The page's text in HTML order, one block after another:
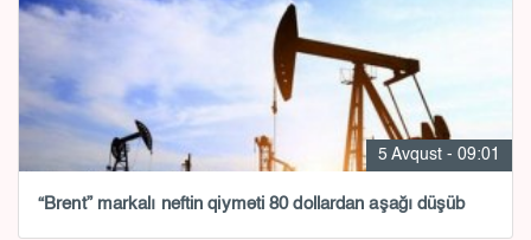
5 Avqust - 09:01
“Brent” markalı neftin qiyməti 80 dollardan aşağı düşüb